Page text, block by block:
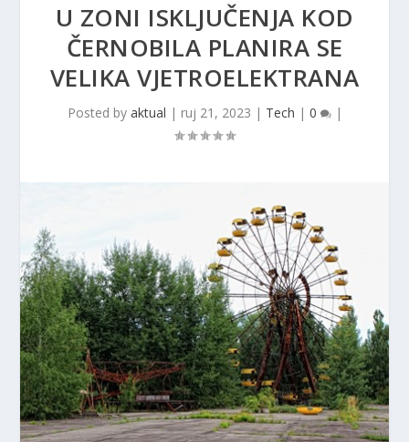
U ZONI ISKLJUČENJA KOD
ČERNOBILA PLANIRA SE
VELIKA VJETROELEKTRANA
Posted by aktual | ruj 21, 2023 | Tech | 0 |